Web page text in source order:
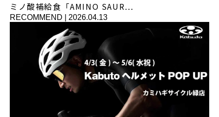
ミノ酸補給食「AMINO SAUR…
RECOMMEND 2026.04.13